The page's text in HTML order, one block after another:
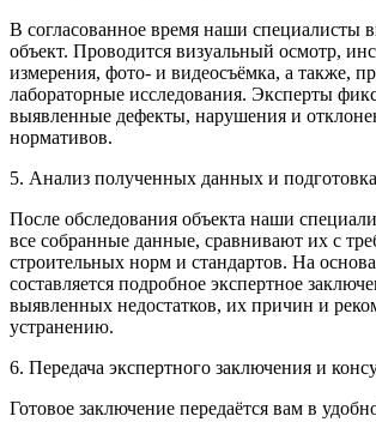
В согласованное время наши специалисты
объект. Проводится визуальный осмотр,
измерения, фото- и видеосъёмка, а также,
лабораторные исследования. Эксперты
выявленные дефекты, нарушения и
нормативов.
5. Анализ полученных данных и
После обследования объекта наши
все собранные данные, сравнивают их с
строительных норм и стандартов. На
составляется подробное экспертное
выявленных недостатков, их причин и
устранению.
6. Передача экспертного заключения и
Готовое заключение передаётся вам в